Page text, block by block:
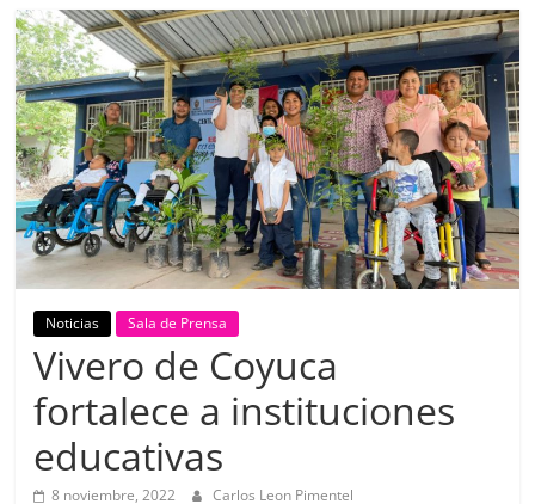
Noticias Sala de Prensa
Vivero de Coyuca
fortalece a instituciones
educativas
8 noviembre, 2022 Carlos Leon Pimentel